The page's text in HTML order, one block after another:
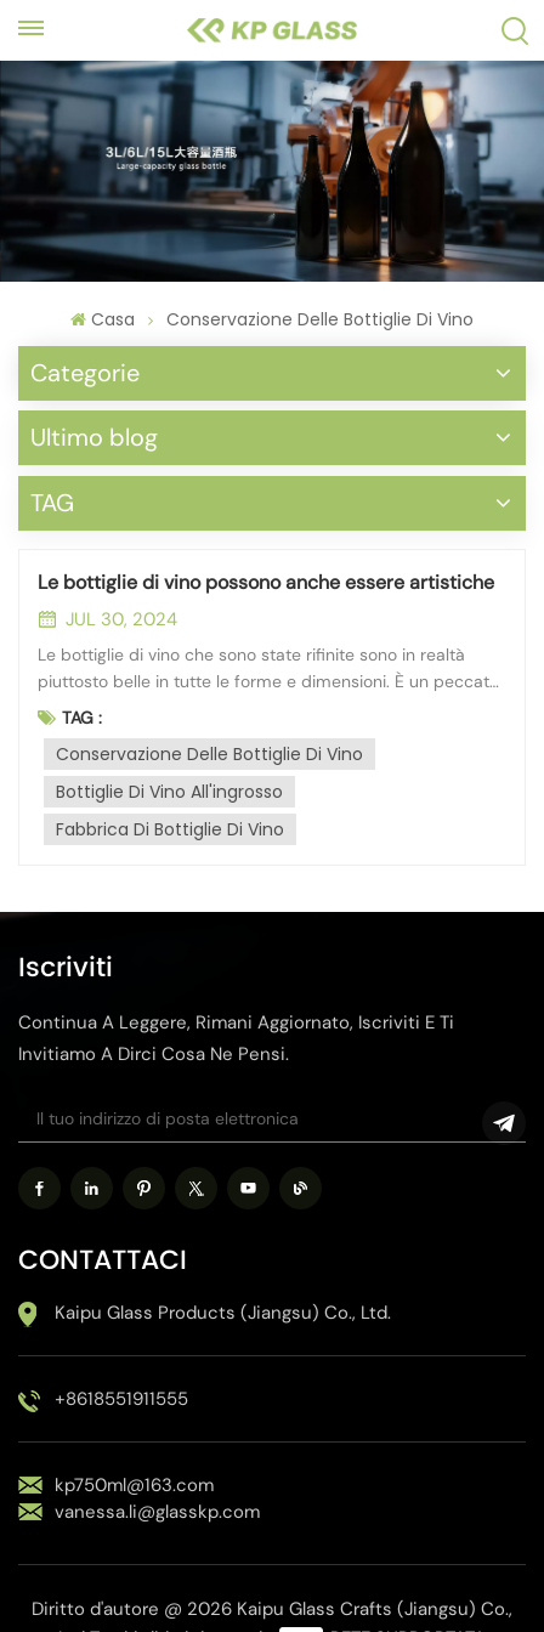
Casa Conservazione Delle Bottiglie Di Vino
Categorie
Ultimo blog
TAG
Le bottiglie di vino possono anche essere artistiche
JUL 30, 2024
Le bottiglie di vino che sono state rifinite sono in realtà
piuttosto belle in tutte le forme e dimensioni. È un peccato
buttarli via, ma tenerli occupa troppo spazio. Diamo
un'occhiata a come gli abitanti delle città dotati di grande
immaginazione possono trasformare queste bot...
TAG :
Conservazione Delle Bottiglie Di Vino
Bottiglie Di Vino All'ingrosso
Fabbrica Di Bottiglie Di Vino
Iscriviti
Continua A Leggere, Rimani Aggiornato, Iscriviti E Ti
Invitiamo A Dirci Cosa Ne Pensi.
CONTATTACI
Kaipu Glass Products (Jiangsu) Co., Ltd.
+8618551911555
kp750ml@163.com
vanessa.li@glasskp.com
Diritto d'autore @ 2026 Kaipu Glass Crafts (Jiangsu) Co.,